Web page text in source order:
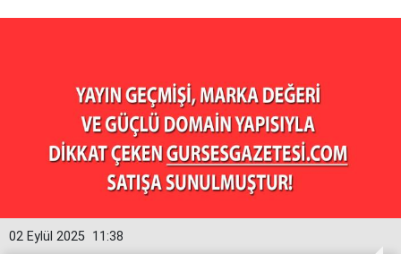
11:38
02 Eylül 2025